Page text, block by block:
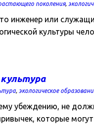
поколения,
инженер или
культуры
культура
, экологическое
убеждению, не
которые